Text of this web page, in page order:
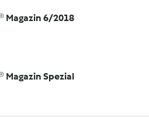
Magazin 6/2018
Magazin Spezial